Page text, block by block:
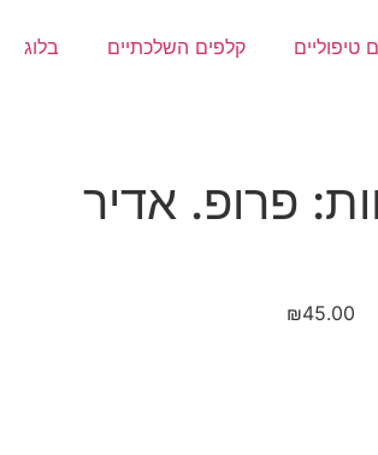
טיפוליים קלפים השלכתיים בלוג
פרופ. אדיר
₪45.00